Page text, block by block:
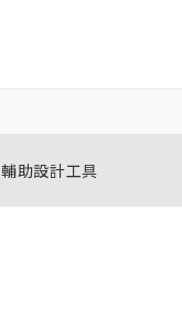
輔助設計工具